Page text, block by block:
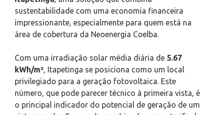
sustentabilidade com uma economia financeira
impressionante, especialmente para quem está na
área de cobertura da Neoenergia Coelba.
Com uma irradiação solar média diária de 5.67
kWh/m² , Itapetinga se posiciona como um local
privilegiado para a geração fotovoltaica. Este
número, que pode parecer técnico à primeira vista, é
o principal indicador do potencial de geração de um